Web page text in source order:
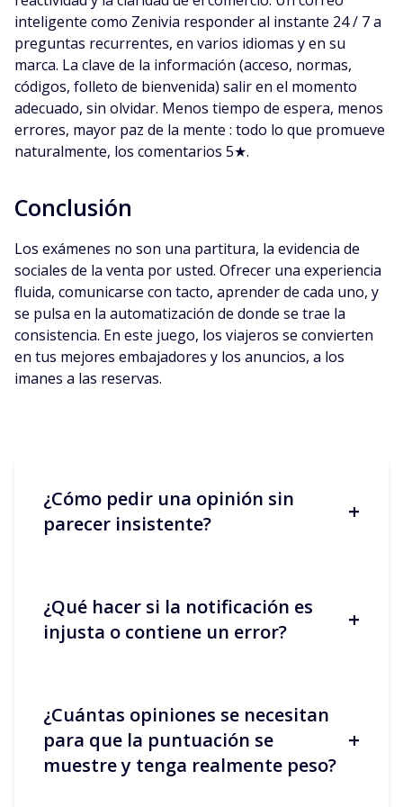
inteligente como Zenivia responder al instante 24 / 7 a
preguntas recurrentes, en varios idiomas y en su
marca. La clave de la información (acceso, normas,
códigos, folleto de bienvenida) salir en el momento
adecuado, sin olvidar. Menos tiempo de espera, menos
errores, mayor paz de la mente : todo lo que promueve
naturalmente, los comentarios 5★.
Conclusión
Los exámenes no son una partitura, la evidencia de
sociales de la venta por usted. Ofrecer una experiencia
fluida, comunicarse con tacto, aprender de cada uno, y
se pulsa en la automatización de donde se trae la
consistencia. En este juego, los viajeros se convierten
en tus mejores embajadores y los anuncios, a los
imanes a las reservas.
¿Cómo pedir una opinión sin
parecer insistente?
+
Agradece al viajero con un mensaje
breve y personalizado justo después de
enlace a la página de opiniones. Un
tono sencillo y humano funciona mejor
que un modelo demasiado comercial.
¿Qué hacer si la notificación es
injusta o contiene un error?
+
Responde públicamente con calma,
expón los hechos e indica lo que has
corregido. Si incumple las normas
¿Cuántas opiniones se necesitan
para que la puntuación se
muestre y tenga realmente peso?
+